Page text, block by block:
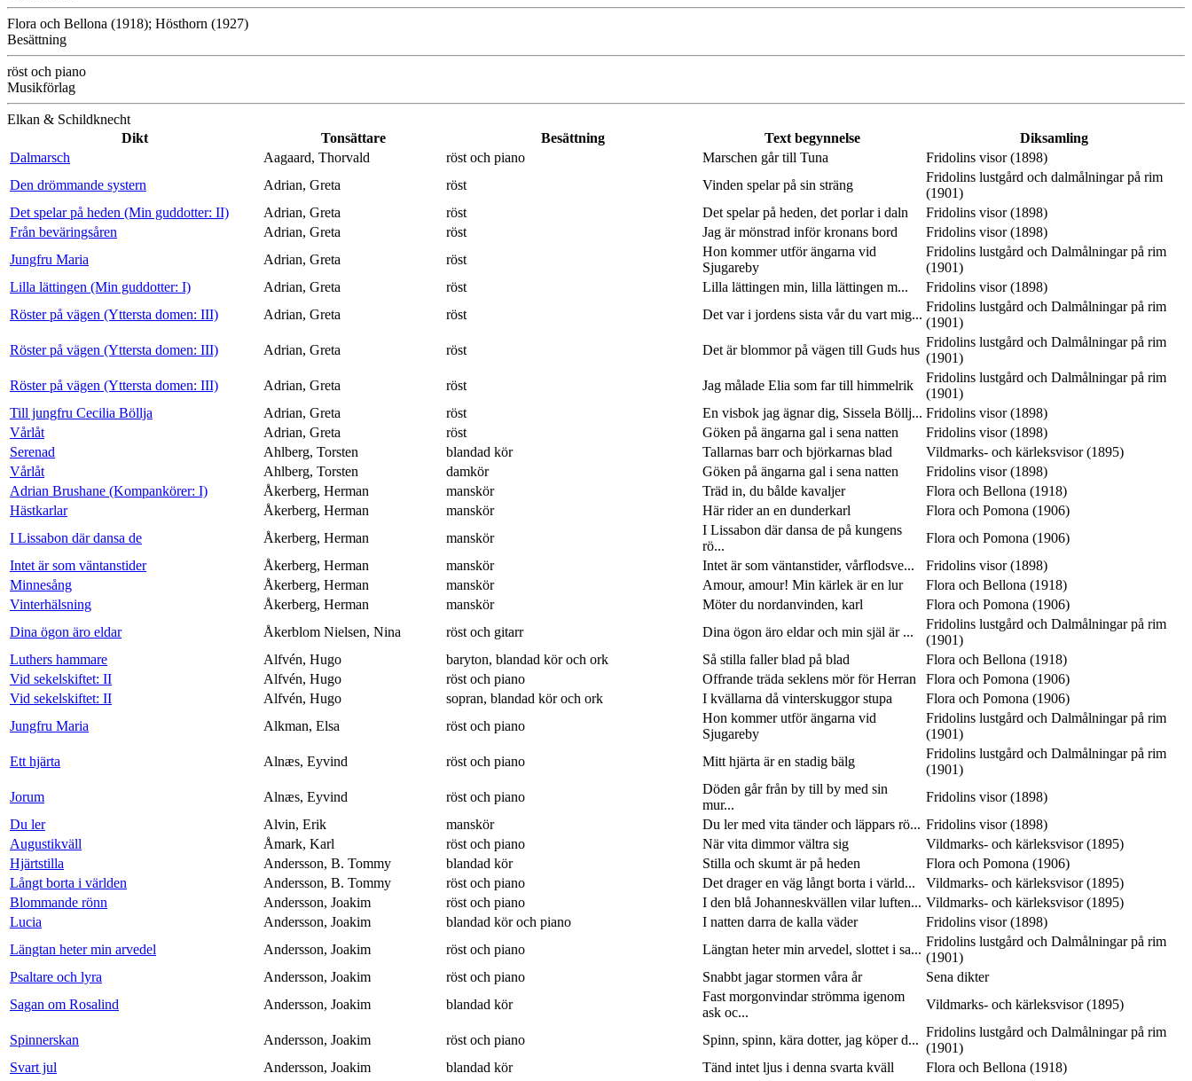
Flora och Bellona (1918); Hösthorn (1927)
Besättning
röst och piano
Musikförlag
Elkan & Schildknecht
Dikt
Tonsättare Besättning Text begynnelse
Diksamling
Dalmarsch
Aagaard, Thorvald röst och piano Marschen går till Tuna
Fridolins visor (1898)
Den drömmande systern
Adrian, Greta röst Vinden spelar på sin sträng
Fridolins lustgård och dalmålningar på rim
(1901)
Det spelar på heden (Min guddotter: II)
Adrian, Greta röst Det spelar på heden, det porlar i daln
Fridolins visor (1898)
Från beväringsåren
Adrian, Greta röst Jag är mönstrad inför kronans bord
Fridolins visor (1898)
Jungfru Maria
Adrian, Greta röst
Hon kommer utför ängarna vid
Sjugareby
Fridolins lustgård och Dalmålningar på rim
(1901)
Lilla lättingen (Min guddotter: I)
Adrian, Greta röst Lilla lättingen min, lilla lättingen m...
Fridolins visor (1898)
Röster på vägen (Yttersta domen: III)
Adrian, Greta röst Det var i jordens sista vår du vart mig...
Fridolins lustgård och Dalmålningar på rim
(1901)
Röster på vägen (Yttersta domen: III)
Adrian, Greta röst Det är blommor på vägen till Guds hus
Fridolins lustgård och Dalmålningar på rim
(1901)
Röster på vägen (Yttersta domen: III)
Adrian, Greta röst Jag målade Elia som far till himmelrik
Fridolins lustgård och Dalmålningar på rim
(1901)
Till jungfru Cecilia Böllja
Adrian, Greta röst En visbok jag ägnar dig, Sissela Böllj... Fridolins visor (1898)
Vårlåt
Adrian, Greta röst Göken på ängarna gal i sena natten
Fridolins visor (1898)
Serenad
Ahlberg, Torsten blandad kör Tallarnas barr och björkarnas blad
Vildmarks- och kärleksvisor (1895)
Vårlåt
Ahlberg, Torsten damkör Göken på ängarna gal i sena natten
Fridolins visor (1898)
Adrian Brushane (Kompankörer: I)
Åkerberg, Herman manskör Träd in, du bålde kavaljer
Flora och Bellona (1918)
Hästkarlar
Åkerberg, Herman manskör Här rider an en dunderkarl
Flora och Pomona (1906)
I Lissabon där dansa de
Åkerberg, Herman manskör
I Lissabon där dansa de på kungens
rö...
Flora och Pomona (1906)
Intet är som väntanstider
Åkerberg, Herman manskör Intet är som väntanstider, vårflodsve...
Fridolins visor (1898)
Minnesång
Åkerberg, Herman manskör Amour, amour! Min kärlek är en lur
Flora och Bellona (1918)
Vinterhälsning
Åkerberg, Herman manskör Möter du nordanvinden, karl
Flora och Pomona (1906)
Dina ögon äro eldar
Åkerblom Nielsen, Nina röst och gitarr Dina ögon äro eldar och min själ är ...
Fridolins lustgård och Dalmålningar på rim
(1901)
Luthers hammare
Alfvén, Hugo baryton, blandad kör och ork Så stilla faller blad på blad
Flora och Bellona (1918)
Vid sekelskiftet: II
Alfvén, Hugo röst och piano Offrande träda seklens mör för Herran
Flora och Pomona (1906)
Vid sekelskiftet: II
Alfvén, Hugo sopran, blandad kör och ork I kvällarna då vinterskuggor stupa
Flora och Pomona (1906)
Jungfru Maria
Alkman, Elsa röst och piano
Hon kommer utför ängarna vid
Sjugareby
Fridolins lustgård och Dalmålningar på rim
(1901)
Ett hjärta
Alnæs, Eyvind röst och piano Mitt hjärta är en stadig bälg
Fridolins lustgård och Dalmålningar på rim
(1901)
Jorum
Alnæs, Eyvind röst och piano
Döden går från by till by med sin
mur...
Fridolins visor (1898)
Du ler
Alvin, Erik manskör Du ler med vita tänder och läppars rö... Fridolins visor (1898)
Augustikväll
Åmark, Karl röst och piano När vita dimmor vältra sig
Vildmarks- och kärleksvisor (1895)
Hjärtstilla
Andersson, B. Tommy blandad kör Stilla och skumt är på heden
Flora och Pomona (1906)
Långt borta i världen
Andersson, B. Tommy röst och piano Det drager en väg långt borta i värld...
Vildmarks- och kärleksvisor (1895)
Blommande rönn
Andersson, Joakim röst och piano I den blå Johanneskvällen vilar luften... Vildmarks- och kärleksvisor (1895)
Lucia
Andersson, Joakim blandad kör och piano I natten darra de kalla väder
Fridolins visor (1898)
Längtan heter min arvedel
Andersson, Joakim röst och piano Längtan heter min arvedel, slottet i sa...
Fridolins lustgård och Dalmålningar på rim
(1901)
Psaltare och lyra
Andersson, Joakim röst och piano Snabbt jagar stormen våra år
Sena dikter
Sagan om Rosalind
Andersson, Joakim blandad kör
Fast morgonvindar strömma igenom
ask oc...
Vildmarks- och kärleksvisor (1895)
Spinnerskan Andersson, Joakim röst och piano Spinn, spinn, kära dotter, jag köper d...
Fridolins lustgård och Dalmålningar på rim
(1901)
Svart jul
Andersson, Joakim blandad kör Tänd intet ljus i denna svarta kväll
Flora och Bellona (1918)